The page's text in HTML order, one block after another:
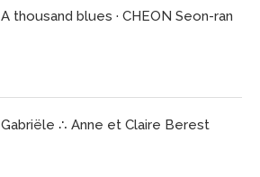
A thousand blues · CHEON Seon-ran
Gabriële ∴ Anne et Claire Berest